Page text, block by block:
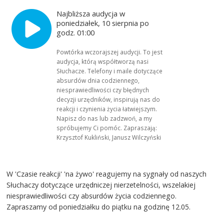
Najbliższa audycja w
poniedziałek, 10 sierpnia po
godz. 01:00
Powtórka wczorajszej audycji. To jest
audycja, którą współtworzą nasi
Słuchacze. Telefony i maile dotyczące
absurdów dnia codziennego,
niesprawiedliwości czy błędnych
decyzji urzędników, inspirują nas do
reakcji i czynienia życia łatwiejszym.
Napisz do nas lub zadzwoń, a my
spróbujemy Ci pomóc. Zapraszają:
Krzysztof Kukliński, Janusz Wilczyński
W 'Czasie reakcji' 'na żywo' reagujemy na sygnały od naszych
Słuchaczy dotyczące urzędniczej nierzetelności, wszelakiej
niesprawiedliwości czy absurdów życia codziennego.
Zapraszamy od poniedziałku do piątku na godzinę 12.05.